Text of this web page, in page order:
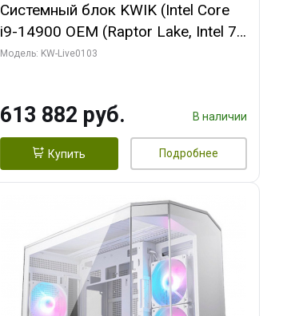
Системный блок KWIK (Intel Core
i9-14900 OEM (Raptor Lake, Intel 7,
C24 16EC/8PC// 64 ГБ ОЗУ (2
Turbo/ 960 ГБ SSD)
Модель: KW-Live0103
613 882 руб. В наличии
Купить Подробнее